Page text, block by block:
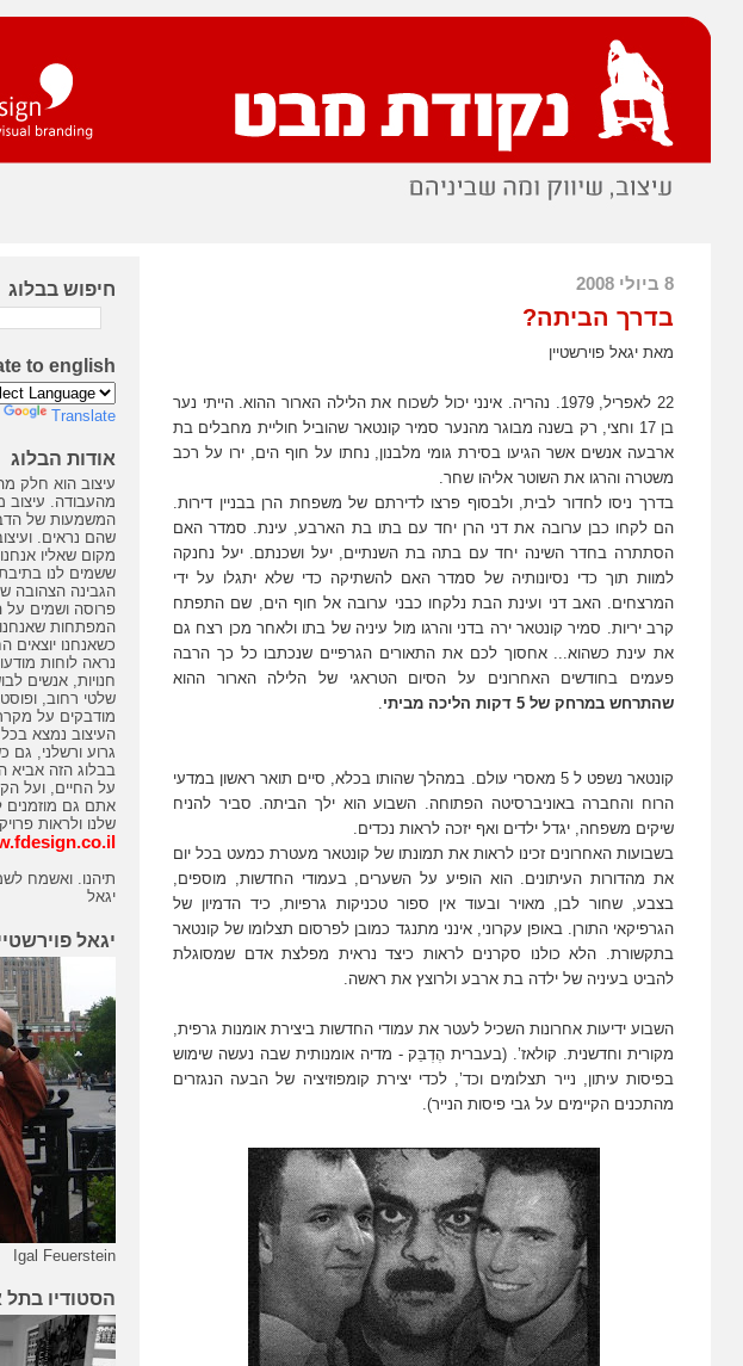
8 ביולי 2008
בדרך הביתה?
מאת יגאל פוירשטיין
22 לאפריל, 1979. נהריה. אינני יכול לשכוח את הלילה הארור ההוא. הייתי נער
בן 17 וחצי, רק בשנה מבוגר מהנער סמיר קונטאר שהוביל חוליית מחבלים בת
ארבעה אנשים אשר הגיעו בסירת גומי מלבנון, נחתו על חוף הים, ירו על רכב
משטרה והרגו את השוטר אליהו שחר.
בדרך ניסו לחדור לבית, ולבסוף פרצו לדירתם של משפחת הרן בבניין דירות.
הם לקחו כבן ערובה את דני הרן יחד עם בתו בת הארבע, עינת. סמדר האם
הסתתרה בחדר השינה יחד עם בתה בת השנתיים, יעל ושכנתם. יעל נחנקה
למוות תוך כדי נסיונותיה של סמדר האם להשתיקה כדי שלא יתגלו על ידי
המרצחים. האב דני ועינת הבת נלקחו כבני ערובה אל חוף הים, שם התפתח
קרב יריות. סמיר קונטאר ירה בדני והרגו מול עיניה של בתו ולאחר מכן רצח גם
את עינת כשהוא... אחסוך לכם את התאורים הגרפיים שנכתבו כל כך הרבה
פעמים בחודשים האחרונים על הסיום הטראגי של הלילה הארור ההוא
שהתרחש במרחק של 5 דקות הליכה מביתי
.
קונטאר נשפט ל 5 מאסרי עולם. במהלך שהותו בכלא, סיים תואר ראשון במדעי
הרוח והחברה באוניברסיטה הפתוחה. השבוע הוא ילך הביתה. סביר להניח
שיקים משפחה, יגדל ילדים ואף יזכה לראות נכדים.
בשבועות האחרונים זכינו לראות את תמונתו של קונטאר מעטרת כמעט בכל יום
את מהדורות העיתונים. הוא הופיע על השערים, בעמודי החדשות, מוספים,
בצבע, שחור לבן, מאויר ובעוד אין ספור טכניקות גרפיות, כיד הדמיון של
הגרפיקאי התורן. באופן עקרוני, אינני מתנגד כמובן לפרסום תצלומו של קונטאר
בתקשורת. הלא כולנו סקרנים לראות כיצד נראית מפלצת אדם שמסוגלת
להביט בעיניה של ילדה בת ארבע ולרוצץ את ראשה.
השבוע ידיעות אחרונות השכיל לעטר את עמודי החדשות ביצירת אומנות גרפית,
מקורית וחדשנית. קולאז’. (בעברית הֶדְבֵּק - מדיה אומנותית שבה נעשה שימוש
בפיסות עיתון, נייר תצלומים וכד’, לכדי יצירת קומפוזיציה של הבעה הנגזרים
מהתכנים הקיימים על גבי פיסות הנייר).
חיפוש בבלוג
to english
Translate
אודות הבלוג
עיצוב הוא חלק
מהעבודה.
המשמעות של
שהם נראים.
מקום שאליו
ששמים לנו
הגבינה הצהובה
פרוסה ושמים על
המפתחות
כשאנחנו יוצאים
נראה לוחות
חנויות, אנשים
שלטי רחוב,
מודבקים על
העיצוב נמצא
גרוע ורשלני, גם
בבלוג הזה אביא
על החיים, ועל
אתם גם
שלנו ולראות
תיהנו. ואשמח
יגאל
יגאל
Igal Feuerstein
הסטודיו בתל